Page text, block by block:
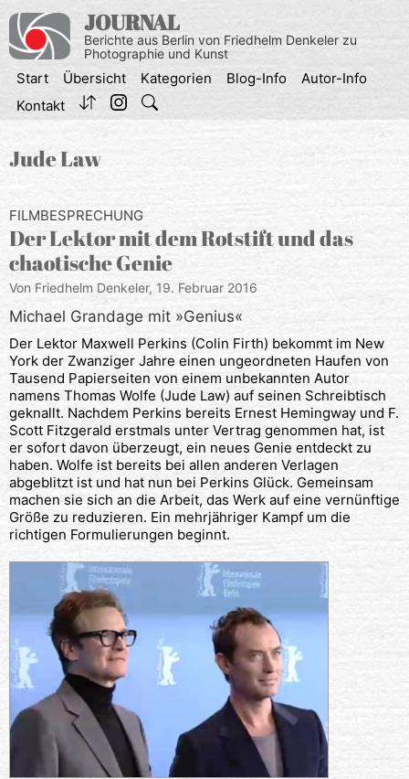
Inhalt
springen
JOURNAL
Berichte aus Berlin von Friedhelm Denkeler zu
Photographie und Kunst
Start Übersicht Kategorien Blog-Info
Autor-Info
Kontakt
Jude Law
FILMBESPRECHUNG
Der Lektor mit dem Rotstift und das
chaotische Genie
Von Friedhelm Denkeler, 19. Februar 2016
Michael Grandage mit »Genius«
Der Lektor Maxwell Perkins (Colin Firth) bekommt im New
York der Zwanziger Jahre einen ungeordneten Haufen von
Tausend Papierseiten von einem unbekannten Autor
namens Thomas Wolfe (Jude Law) auf seinen Schreibtisch
geknallt. Nachdem Perkins bereits Ernest Hemingway und F.
Scott Fitzgerald erstmals unter Vertrag genommen hat, ist
er sofort davon überzeugt, ein neues Genie entdeckt zu
haben. Wolfe ist bereits bei allen anderen Verlagen
abgeblitzt ist und hat nun bei Perkins Glück. Gemeinsam
machen sie sich an die Arbeit, das Werk auf eine vernünftige
Größe zu reduzieren. Ein mehrjähriger Kampf um die
richtigen Formulierungen beginnt.